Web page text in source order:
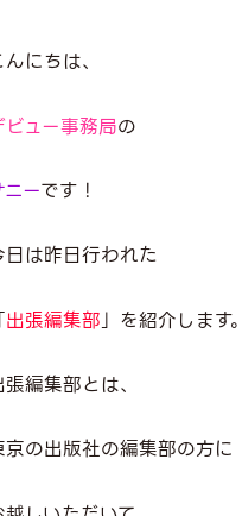
んにちは、
ビュー事務局の
ーです！
日は昨日行われた
「出張編集部」を紹介します。
張編集部とは、
京の出版社の編集部の方に